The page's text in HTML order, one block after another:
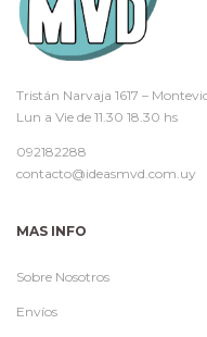
Tristán Narvaja 1617 –
Lun a Vie de 11.30 18.30 hs
092182288
contacto@ideasmvd.com.uy
MAS INFO
Sobre Nosotros
Envíos